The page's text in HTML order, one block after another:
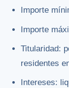
Importe
Importe
Titularidad:
residentes
Intereses: